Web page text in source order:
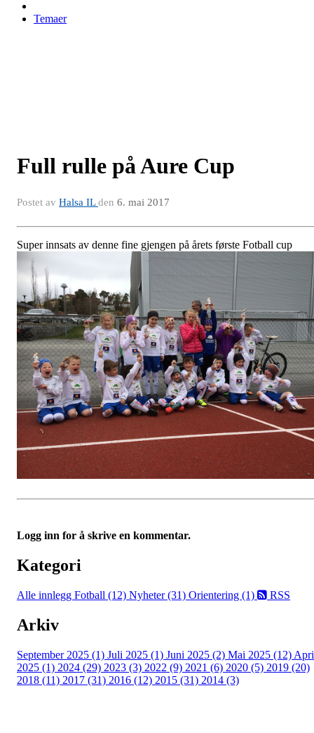
Temaer
Full rulle på Aure Cup
Postet av Halsa ILden 6. mai 2017
Super innsats av denne fine gjengen på årets første Fotball cup
Logg inn for å skrive en kommentar.
Kategori
Alle innlegg Fotball (12) Nyheter (31) Orientering (1) RSS
Arkiv
September 2025 (1) Juli 2025 (1) Juni 2025 (2) Mai 2025 (12)
2025 (1) 2024 (29) 2023 (3) 2022 (9) 2021 (6) 2020 (5) 2019 (20)
2018 (11) 2017 (31) 2016 (12) 2015 (31) 2014 (3)